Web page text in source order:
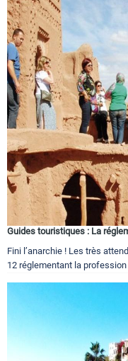
Guides touristiques : La
Fini l’anarchie ! Les très
12 réglementant la